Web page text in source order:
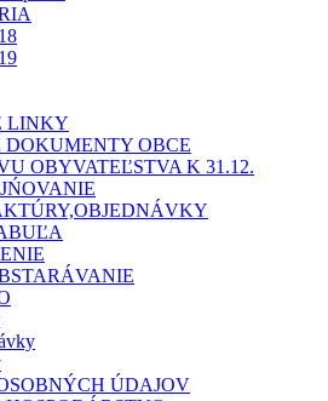
LINKY
OBCE
OBYVATEĽSTVA K 31.12.
ÚDAJOV